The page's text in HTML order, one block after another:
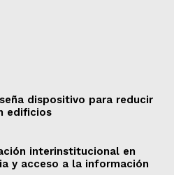
dispositivo para reducir
edificios
interinstitucional en
y acceso a la información